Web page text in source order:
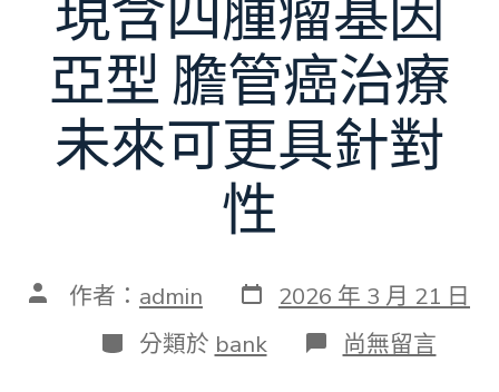
現含四腫瘤基因
亞型 膽管癌治療
未來可更具針對
性
文 作者： admin 發
表
日
期
2026 年 3 月 21 日
分
類
分類於 bank 在
〈當
尚無留言